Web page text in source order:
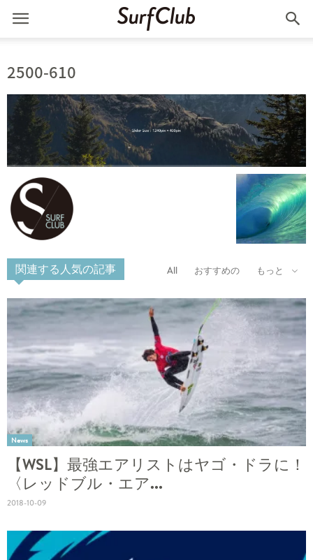
2500-610
関連する人気の記事 All おすすめの もっと
News
【WSL】最強エアリストはヤゴ・ドラに！
〈レッドブル・エア...
2018-10-09